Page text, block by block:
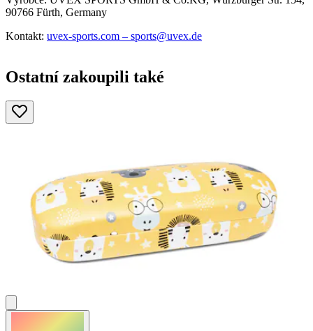
90766 Fürth, Germany
Kontakt: uvex-sports.com – sports@uvex.de
Ostatní zakoupili také